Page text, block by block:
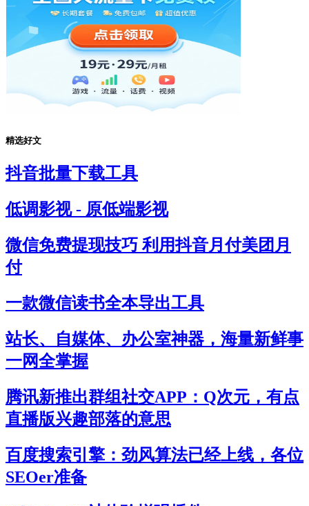
精选好文
抖音批量下载工具
低调影视 - 原低端影视
微信免费提现技巧 利用抖音月付美团月
付
一款微信读书全本导出工具
站长、自媒体、办公室神器，海量新鲜事
一网全掌握
腾讯新推出群组社交APP：Q次元，有点
直播版兴趣部落的意思
百度搜索引擎：劲风算法已经上线，各位
SEOer准备